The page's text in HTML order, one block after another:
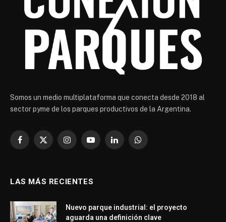
Somos un medio multiplataforma que conecta desde 2018 al
sector pyme de los parques productivos de la Argentina.
Facebook
X
InstagramYouTubeLinkedInWhatsApp
LAS MÁS RECIENTES
Nuevo parque industrial: el proyecto
aguarda una definición clave